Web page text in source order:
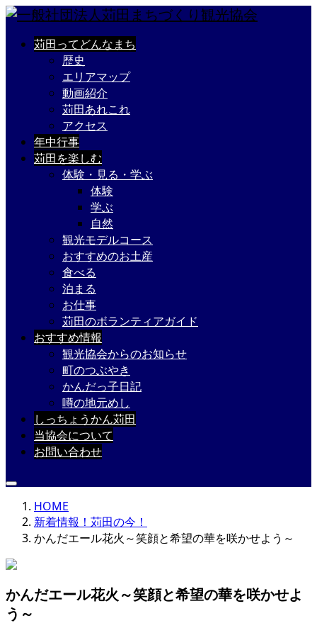
苅田ってどんなまち
歴史
エリアマップ
動画紹介
苅田あれこれ
アクセス
年中行事
苅田を楽しむ
体験・見る・学ぶ
体験
学ぶ
自然
観光モデルコース
おすすめのお土産
食べる
泊まる
お仕事
苅田のボランティアガイド
おすすめ情報
観光協会からのお知らせ
町のつぶやき
かんだっ子日記
噂の地元めし
しっちょうかん苅田
当協会について
お問い合わせ
HOME
新着情報！苅田の今！
かんだエール花火～笑顔と希望の華を咲かせよう～
かんだエール花火～笑顔と希望の華を咲かせよ
う～